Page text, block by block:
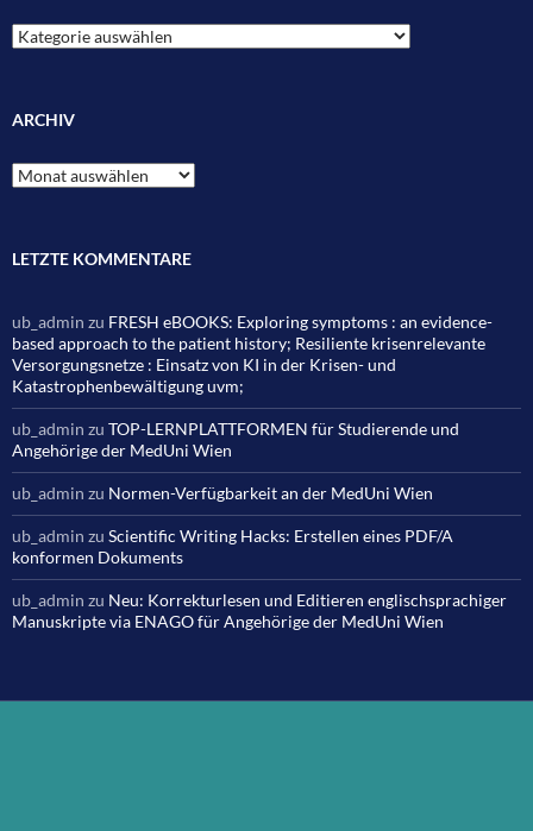
Kategorien
ARCHIV
Archiv
LETZTE KOMMENTARE
ub_admin zu FRESH eBOOKS: Exploring symptoms : an evidence-
based approach to the patient history; Resiliente krisenrelevante
Versorgungsnetze : Einsatz von KI in der Krisen- und
Katastrophenbewältigung uvm;
ub_admin zu TOP-LERNPLATTFORMEN für Studierende und
Angehörige der MedUni Wien
ub_admin zu Normen-Verfügbarkeit an der MedUni Wien
ub_admin zu Scientific Writing Hacks: Erstellen eines PDF/A
konformen Dokuments
ub_admin zu Neu: Korrekturlesen und Editieren englischsprachiger
Manuskripte via ENAGO für Angehörige der MedUni Wien